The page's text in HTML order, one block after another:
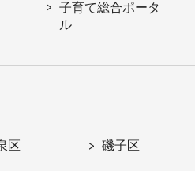
子育て総合ポータ
ル
区 磯子区